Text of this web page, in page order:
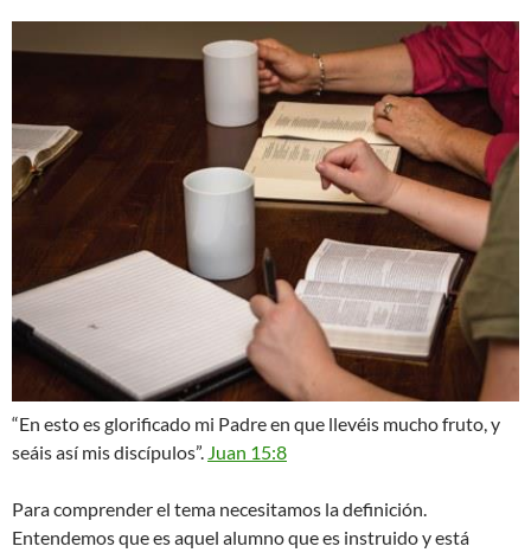
“En esto es glorificado mi Padre en que llevéis mucho fruto, y
seáis así mis discípulos”. Juan 15:8
Para comprender el tema necesitamos la definición.
Entendemos que es aquel alumno que es instruido y está